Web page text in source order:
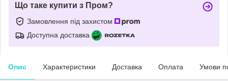
Що таке купити з Пром?
Замовлення під захистом
Доступна доставка
Опис Характеристики Доставка Оплата Умови